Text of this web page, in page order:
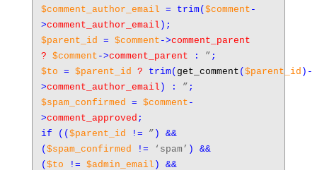
$comment_author_email = trim( $comment -
>comment_author_email );
$parent_id = $comment ->comment_parent
? $comment ->comment_parent : ” ;
$to = $parent_id ? trim( get_comment ( $parent_id )-
>comment_author_email ) : ” ;
$spam_confirmed = $comment -
>comment_approved ;
if
(( $parent_id != ” ) &&
( $spam_confirmed != ‘spam’ ) &&
( $to != $admin_email ) &&